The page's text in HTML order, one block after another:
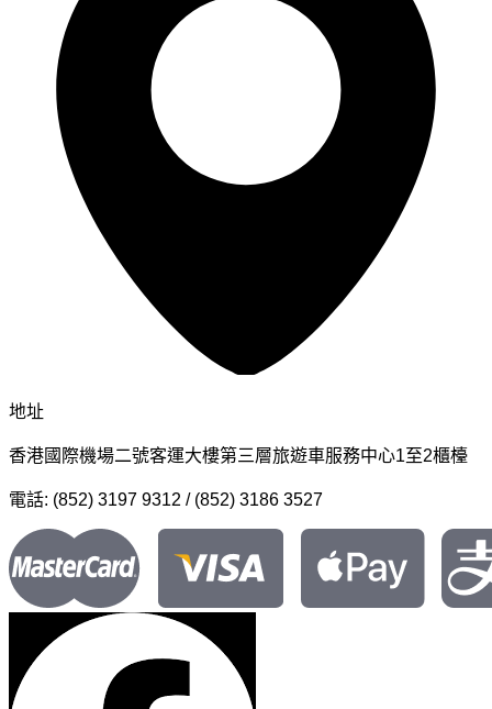
地址
香港國際機場二號客運大樓第三層旅遊車服務中心1至2櫃檯
電話: (852) 3197 9312 / (852) 3186 3527